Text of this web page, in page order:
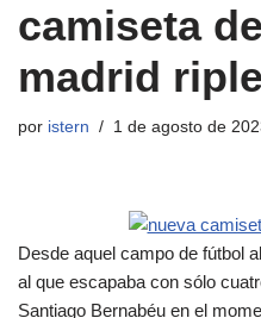
camiseta
madrid
por istern 1 de agosto de
Desde aquel campo de fútbol
al que escapaba con sólo
Santiago Bernabéu en el